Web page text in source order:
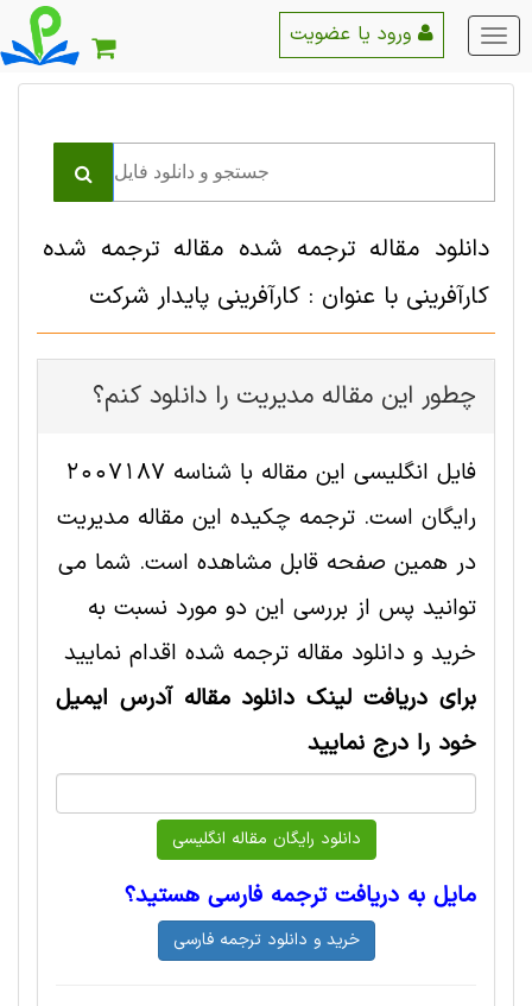
منو
اصلی
دانلود مقاله ترجمه شده مقاله ترجمه شده
کارآفرینی با عنوان : کارآفرینی پایدار شرکت
چطور این مقاله مديريت را دانلود کنم؟
فایل انگلیسی این مقاله با شناسه 2007187
رایگان است. ترجمه چکیده این مقاله مديريت
در همین صفحه قابل مشاهده است. شما می
توانید پس از بررسی این دو مورد نسبت به
خرید و دانلود مقاله ترجمه شده اقدام نمایید
برای دریافت لینک دانلود مقاله آدرس ایمیل
خود را درج نمایید
مایل به دریافت ترجمه فارسی هستید؟